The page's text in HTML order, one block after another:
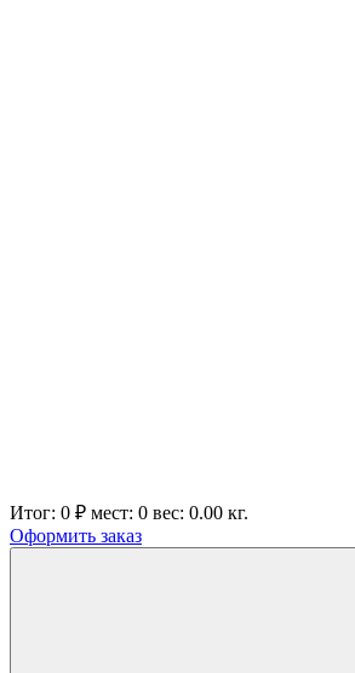
Итог: 0 ₽ мест: 0 вес: 0.00 кг.
Оформить заказ